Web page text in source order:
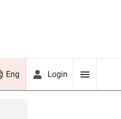
Eng Login